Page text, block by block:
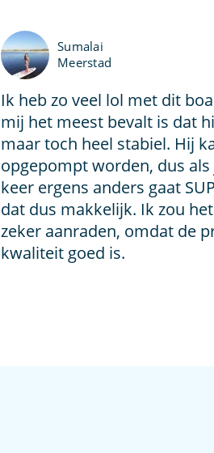
Sumalai
Meerstad
Ik heb zo veel lol met dit
mij het meest bevalt is dat
maar toch heel stabiel. Hij
opgepompt worden, dus als
keer ergens anders gaat
dat dus makkelijk. Ik zou
zeker aanraden, omdat de
kwaliteit goed is.